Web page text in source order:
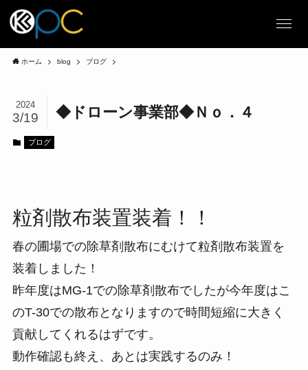
ホーム blog ブログ
◆ドローン事業部◆Ｎｏ．４
2024
3/19
ブログ
粒剤散布装置装着！！
春の圃場での除草剤散布にむけて粒剤散布装置を
装着しました！
昨年度はMG-1での除草剤散布でしたが今年度はこ
のT-30での散布となりますので時間短縮に大きく
貢献してくれるはずです。
動作確認も終え、あとは実践するのみ！